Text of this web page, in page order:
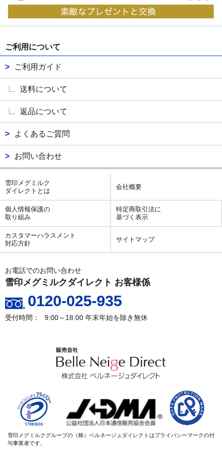
ご利用について
ご利用ガイド
送料について
返品について
よくあるご質問
お問い合わせ
雪印メグミルク
ダイレクトとは
会社概要
個人情報保護の
取り組み
特定商取引法に
基づく表示
カスタマーハラスメント
対応方針
サイトマップ
お電話でのお問い合わせ
雪印メグミルクダイレクト お客様係
0120-025-935
9:00～18:00 年末年始を除き無休
雪印メグミルクグループの（株）ベルネージュダイレクトはプライバシーマークの付
与事業者です。